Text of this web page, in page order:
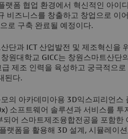
랫폼 협업 환경에서 혁신적인 아이
비즈니스를 창출하고 창업으로 이
로 구축 완료될 예정이다.
단과 ICT 산업발전 및 제조혁신을
원대학교 GICC는 창원스마트산단
제조 인력을 육성하고 궁극적으로
된다.
의 아카데미아용 3D익스피리언스
소프트웨어 솔루션과 서비스를 투
어 스마트제조융합전공을 포함한
랫폼을 활용해 3D 설계, 시뮬레이